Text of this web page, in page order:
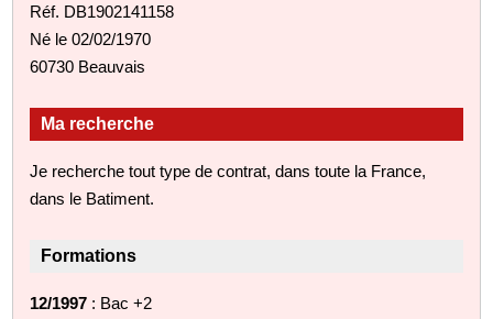
Réf. DB1902141158
Né le 02/02/1970
60730 Beauvais
Ma recherche
Je recherche tout type de contrat, dans toute la France,
dans le Batiment.
Formations
12/1997 : Bac +2